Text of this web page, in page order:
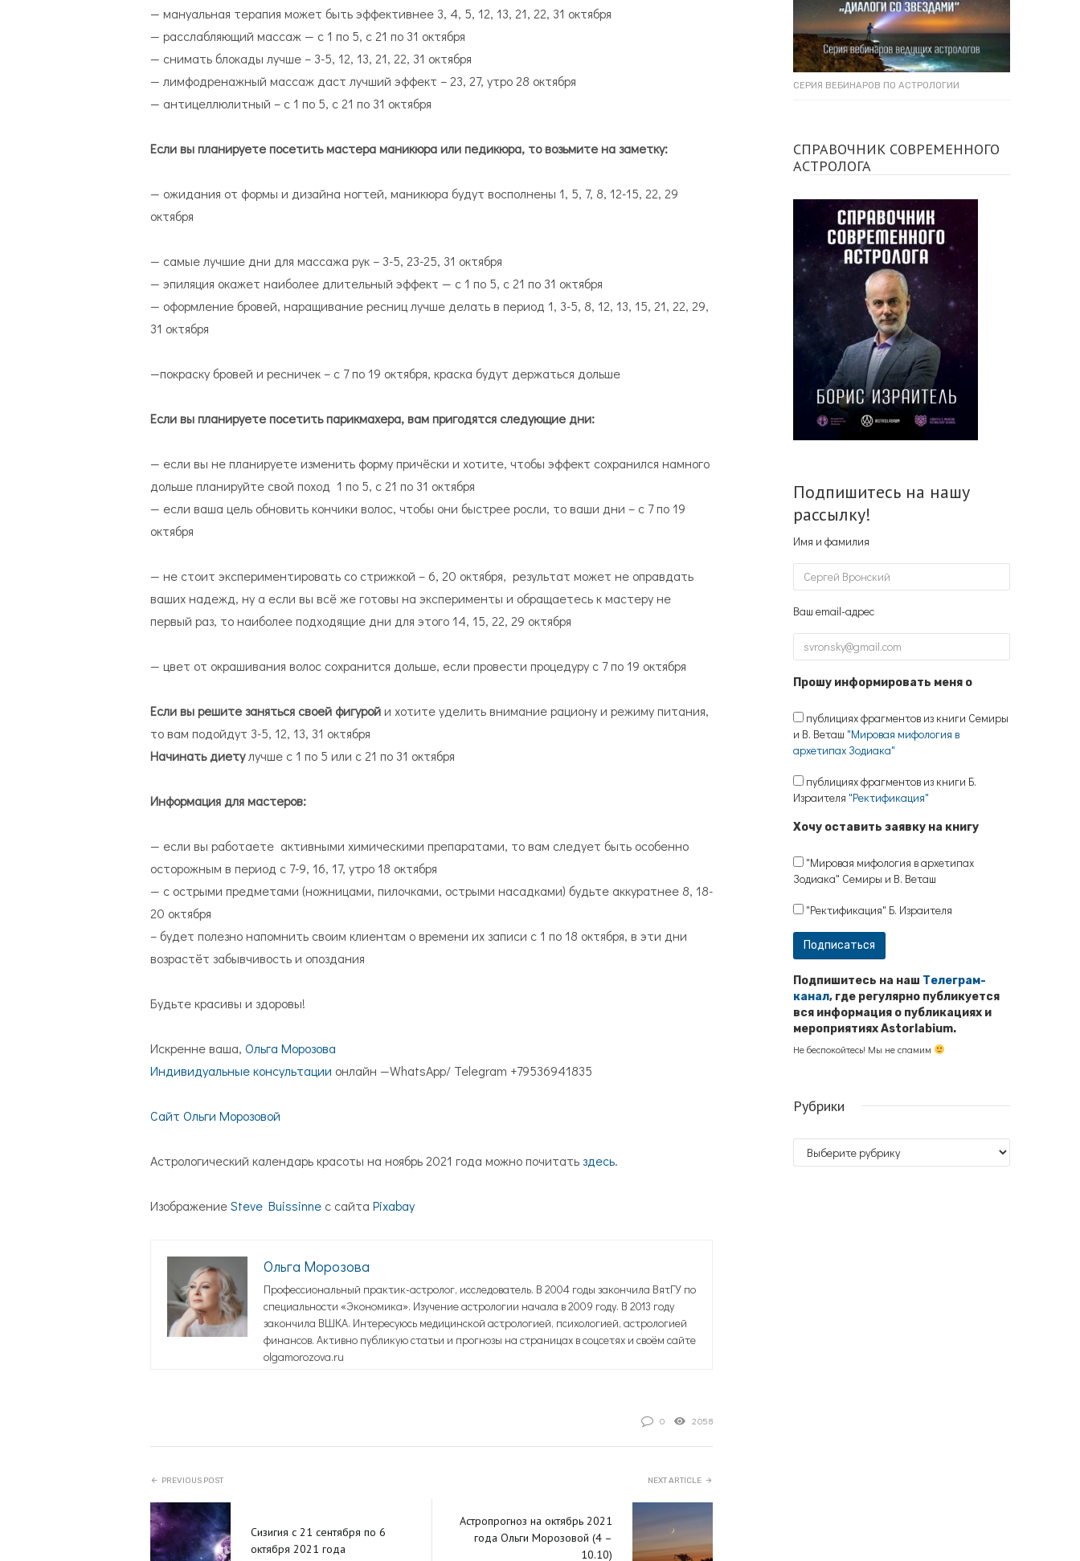
— мануальная терапия может быть эффективнее 3, 4, 5, 12, 13, 21, 22, 31 октября
— расслабляющий массаж — с 1 по 5, с 21 по 31 октября
— снимать блокады лучше – 3-5, 12, 13, 21, 22, 31 октября
— лимфодренажный массаж даст лучший эффект – 23, 27, утро 28 октября
— антицеллюлитный – с 1 по 5, с 21 по 31 октября
Если вы планируете посетить мастера маникюра или педикюра, то возьмите на заметку:
— ожидания от формы и дизайна ногтей, маникюра будут восполнены 1, 5, 7, 8, 12-15, 22, 29
октября
— самые лучшие дни для массажа рук – 3-5, 23-25, 31 октября
— эпиляция окажет наиболее длительный эффект — с 1 по 5, с 21 по 31 октября
— оформление бровей, наращивание ресниц лучше делать в период 1, 3-5, 8, 12, 13, 15, 21, 22, 29,
31 октября
—покраску бровей и ресничек – с 7 по 19 октября, краска будут держаться дольше
Если вы планируете посетить парикмахера, вам пригодятся следующие дни:
— если вы не планируете изменить форму причёски и хотите, чтобы эффект сохранился намного
дольше планируйте свой поход 1 по 5, с 21 по 31 октября
— если ваша цель обновить кончики волос, чтобы они быстрее росли, то ваши дни – с 7 по 19
октября
— не стоит экспериментировать со стрижкой – 6, 20 октября, результат может не оправдать
ваших надежд, ну а если вы всё же готовы на эксперименты и обращаетесь к мастеру не
первый раз, то наиболее подходящие дни для этого 14, 15, 22, 29 октября
— цвет от окрашивания волос сохранится дольше, если провести процедуру с 7 по 19 октября
Если вы решите заняться своей фигуройи хотите уделить внимание рациону и режиму питания,
то вам подойдут 3-5, 12, 13, 31 октября
Начинать диетулучше с 1 по 5 или с 21 по 31 октября
Информация для мастеров:
— если вы работаете активными химическими препаратами, то вам следует быть особенно
осторожным в период с 7-9, 16, 17, утро 18 октября
— с острыми предметами (ножницами, пилочками, острыми насадками) будьте аккуратнее 8, 18-
20 октября
– будет полезно напомнить своим клиентам о времени их записи с 1 по 18 октября, в эти дни
возрастёт забывчивость и опоздания
Будьте красивы и здоровы!
Искренне ваша, Ольга Морозова
Индивидуальные консультации онлайн —WhatsApp/ Telegram +79536941835
Сайт Ольги Морозовой
Астрологический календарь красоты на ноябрь 2021 года можно почитатьздесь.
ИзображениеSteve Buissinne с сайта Pixabay
Ольга Морозова
Профессиональный практик-астролог, исследователь. В 2004 годы закончила ВятГУ по
специальности «Экономика». Изучение астрологии начала в 2009 году. В 2013 году
закончила ВШКА. Интересуюсь медицинской астрологией, психологией, астрологией
финансов. Активно публикую статьи и прогнозы на страницах в соцсетях и своём сайте
olgamorozova.ru
0 2058
PREVIOUS POST
Сизигия с 21 сентября по 6
октября 2021 года
NEXT ARTICLE
Астропрогноз на октябрь 2021
года Ольги Морозовой (4 –
10.10)
СЕРИЯ ВЕБИНАРОВ ПО АСТРОЛОГИИ
СПРАВОЧНИК СОВРЕМЕННОГО
АСТРОЛОГА
Подпишитесь на нашу
рассылку!
Имя и фамилия
Ваш email-адрес
Прошу информировать меня о
публициях фрагментов из книги Семиры
и В. Веташ "Мировая мифология в
архетипах Зодиака"
публициях фрагментов из книги Б.
Израителя "Ректификация"
Хочу оставить заявку на книгу
"Мировая мифология в архетипах
Зодиака" Семиры и В. Веташ
"Ректификация" Б. Израителя
Подпишитесь на наш Телеграм-
канал, где регулярно публикуется
вся информация о публикациях и
мероприятиях Astorlabium.
Не беспокойтесь! Мы не спамим
Рубрики
Рубрики